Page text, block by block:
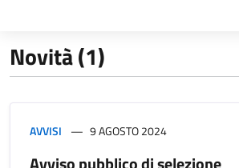
Novità (1)
AVVISI 9 AGOSTO 2024